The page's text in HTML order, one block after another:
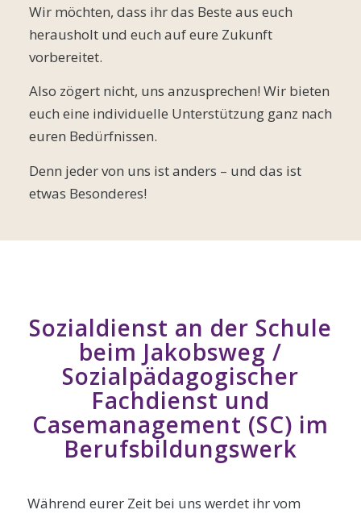
Wir möchten, dass ihr das Beste aus euch
herausholt und euch auf eure Zukunft
vorbereitet.
Also zögert nicht, uns anzusprechen! Wir bieten
euch eine individuelle Unterstützung ganz nach
euren Bedürfnissen.
Denn jeder von uns ist anders – und das ist
etwas Besonderes!
Sozialdienst an der Schule
beim Jakobsweg /
Sozialpädagogischer
Fachdienst und
Casemanagement (SC) im
Berufsbildungswerk
Während eurer Zeit bei uns werdet ihr vom